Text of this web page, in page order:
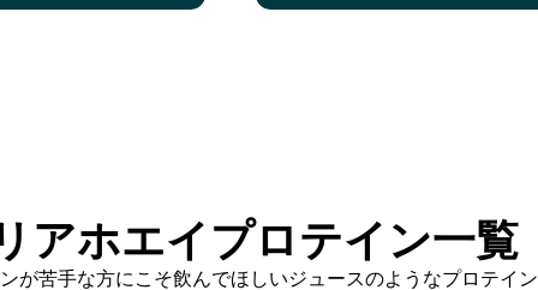
アホエイプロテイン一覧
が苦手な方にこそ飲んでほしいジュースのようなプロテイン